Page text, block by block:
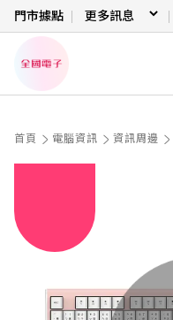
門市據點
首頁 電腦資訊 資訊周邊